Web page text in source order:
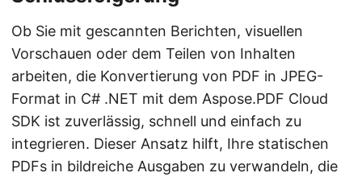
Ob Sie mit gescannten Berichten, visuellen
Vorschauen oder dem Teilen von Inhalten
arbeiten, die Konvertierung von PDF in JPEG-
Format in C# .NET mit dem Aspose.PDF Cloud
SDK ist zuverlässig, schnell und einfach zu
integrieren. Dieser Ansatz hilft, Ihre statischen
PDFs in bildreiche Ausgaben zu verwandeln, die